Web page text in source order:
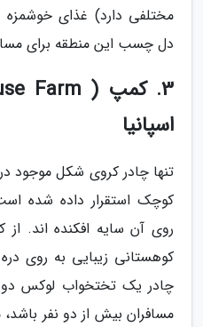
مختلفی دارد) غذای
دل چسب این منطقه برای
اسپانیا
تنها چادر کروی شکل موجود
کوچک استقرار داده شده
روی آن سایه افکنده اند.
کوهستانی زیبایی به روی
چادر یک تختخواب لوکس دو
مسافران بیش از دو نفر